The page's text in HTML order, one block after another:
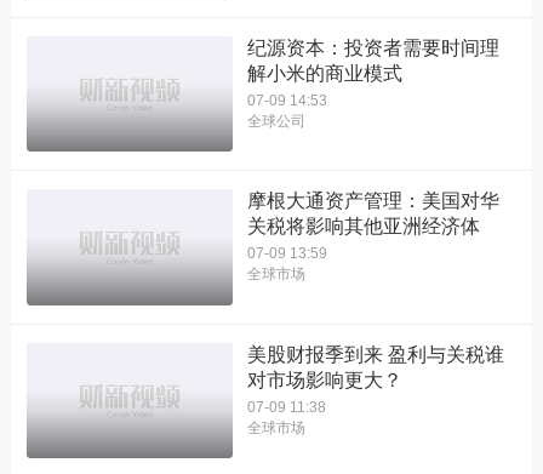
纪源资本：投资者需要时间理
解小米的商业模式
07-09 14:53
全球公司
摩根大通资产管理：美国对华
关税将影响其他亚洲经济体
07-09 13:59
全球市场
美股财报季到来 盈利与关税谁
对市场影响更大？
07-09 11:38
全球市场